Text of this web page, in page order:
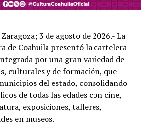
cabo el sábado 25 de abril a las
miércoles 6 y viernes 8 de mayo a
Sala Principal del Teatro del
Plasencia Saldaña.
disponibles a través de
3 de agosto de 2026.- La
de Coahuila presentó la cartelera
por una gran variedad de
culturales y de formación, que
del estado, consolidando
de todas las edades con cine,
exposiciones, talleres,
en museos.